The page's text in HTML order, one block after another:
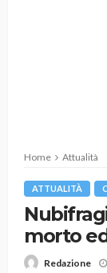
Home Attualità
ATTUALITÀ
morto
Redazione